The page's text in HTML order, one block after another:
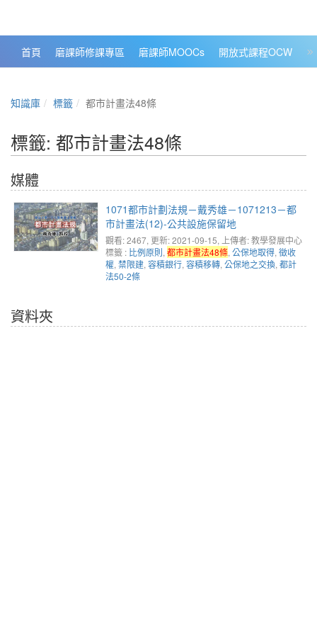
首頁 磨課師修課專區 磨課師MOOCs 開放式課程OCW
知識庫 標籤 都市計畫法48條
標籤: 都市計畫法48條
媒體
1071都市計劃法規－戴秀雄－1071213－都
市計畫法(12)-公共設施保留地
觀看: 2467, 更新: 2021-09-15, 上傳者: 教學發展中心
標籤 : 比例原則, 都市計畫法48條, 公保地取得, 徵收
權, 禁限建, 容積銀行, 容積移轉, 公保地之交換, 都計
法50-2條
資料夾